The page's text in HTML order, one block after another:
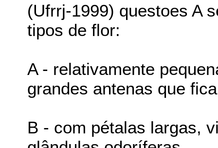
(Ufrrj-1999) questoes A
tipos de flor:
A - relativamente
grandes antenas que
B - com pétalas largas,